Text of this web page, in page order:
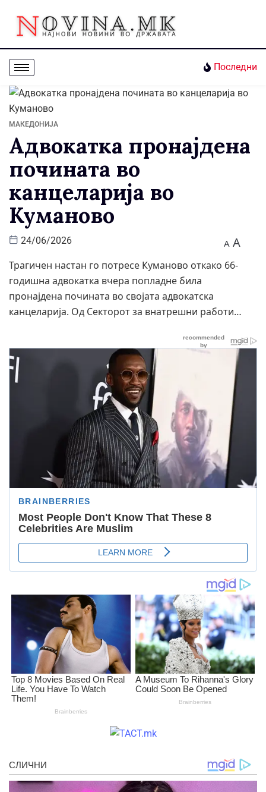
Последни
МАКЕДОНИЈА
Адвокатка пронајдена
почината во
канцеларија во
Куманово
24/06/2026 A A
Трагичен настан го потресе Куманово откако 66-
годишна адвокатка вчера попладне била
пронајдена почината во својата адвокатска
канцеларија. Од Секторот за внатрешни работи…